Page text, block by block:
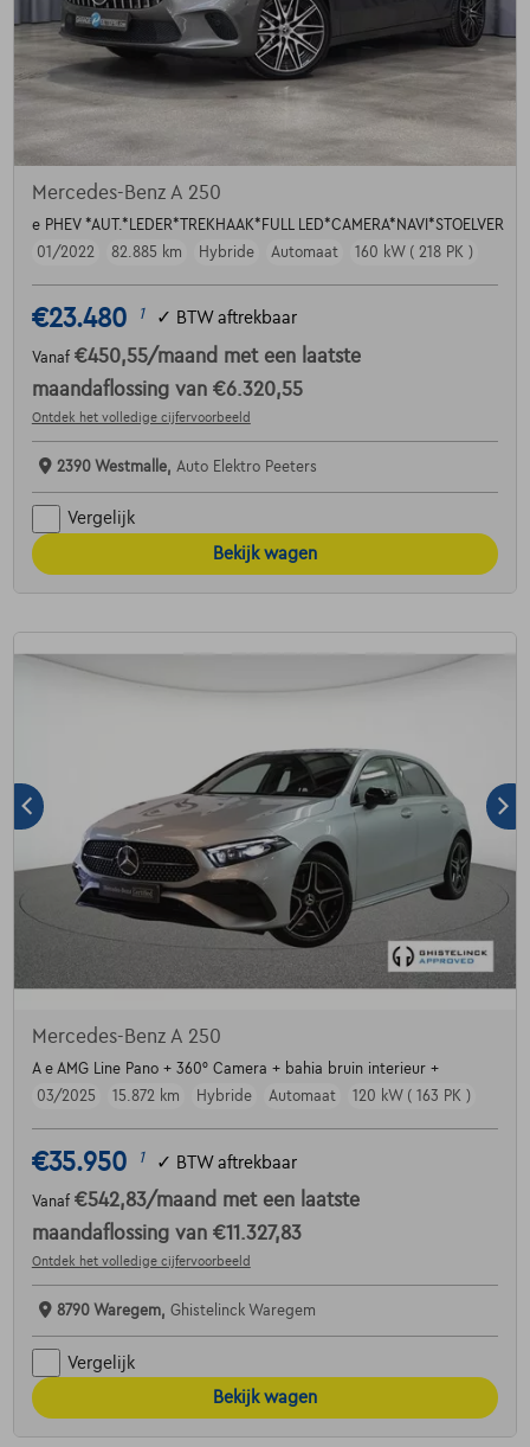
Mercedes-Benz A 250
e PHEV *AUT.*LEDER*TREKHAAK*FULL LED*CAMERA*NAVI*STOELVER
01/2022
82.885 km Hybride Automaat 160 kW ( 218 PK )
€23.480 1 ✓ BTW aftrekbaar
Vanaf €450,55/maand met een laatste
maandaflossing van €6.320,55
Ontdek het volledige cijfervoorbeeld
2390 Westmalle, Auto Elektro Peeters
Vergelijk
Bekijk wagen
Mercedes-Benz A 250
A e AMG Line Pano + 360° Camera + bahia bruin interieur +
03/2025
15.872 km Hybride Automaat 120 kW ( 163 PK )
€35.950 1 ✓ BTW aftrekbaar
Vanaf €542,83/maand met een laatste
maandaflossing van €11.327,83
Ontdek het volledige cijfervoorbeeld
8790 Waregem, Ghistelinck Waregem
Vergelijk
Bekijk wagen